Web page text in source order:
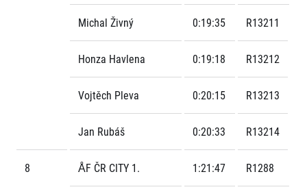
Michal Živný 0:19:35 R13211
Honza Havlena 0:19:18 R13212
Vojtěch Pleva 0:20:15 R13213
Jan Rubáš 0:20:33 R13214
8 ÅF ČR CITY 1. 1:21:47 R1288